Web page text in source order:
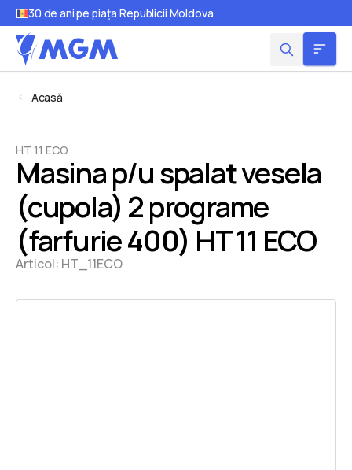
30 de ani pe piața Republicii Moldova
Acasă
HT 11 ECO
Masina p/u spalat vesela
(cupola) 2 programe
(farfurie 400) HT 11 ECO
Articol: HT_11ECO